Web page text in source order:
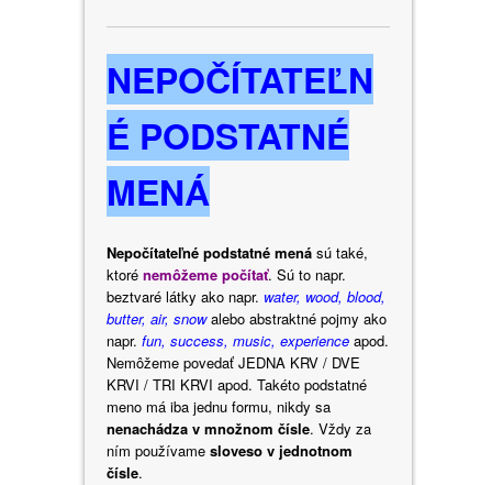
NEPOČÍTATEĽN
É PODSTATNÉ
MENÁ
Nepočítateľné podstatné menású také,
ktoré nemôžeme počítať. Sú to napr.
beztvaré látky ako napr. water, wood, blood,
butter, air, snowalebo abstraktné pojmy ako
napr. fun, success, music, experience apod.
Nemôžeme povedať JEDNA KRV / DVE
KRVI / TRI KRVI apod. Takéto podstatné
meno má iba jednu formu, nikdy sa
nenachádza v množnom čísle. Vždy za
ním používame sloveso v jednotnom
čísle.